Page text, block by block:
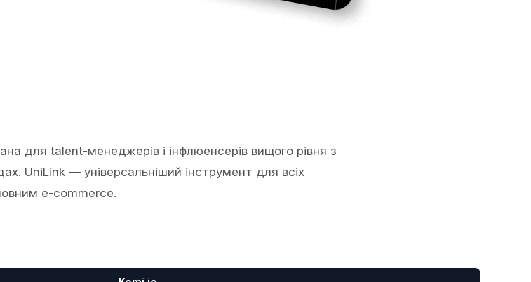
для talent-менеджерів і інфлюенсерів вищого рівня з
UniLink — універсальніший інструмент для всіх
e-commerce.